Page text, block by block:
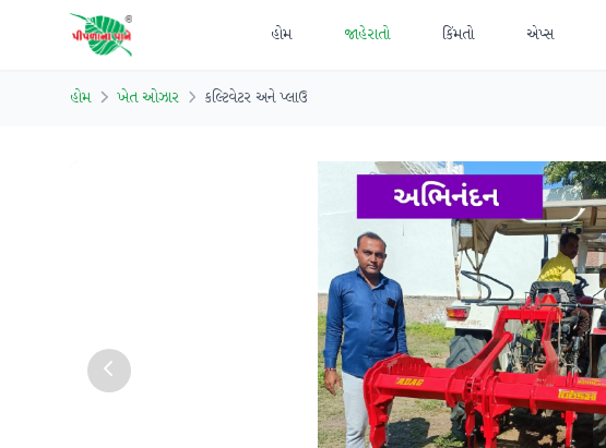
હોમ જાહેરાતો કિંમતો એપ્સ
હોમ ખેત ઓઝાર કલ્ટિવેટર અને પ્લાઉ